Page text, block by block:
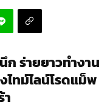
ก ร่ายยาวทำงาน
ทม์ไลน์โรดแม็พ